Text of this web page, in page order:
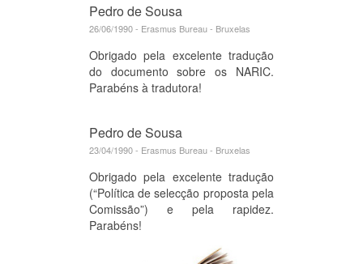
Pedro de Sousa
26/06/1990 - Erasmus Bureau - Bruxelas
Obrigado pela excelente tradução
do documento sobre os NARIC.
Parabéns à tradutora!
Pedro de Sousa
23/04/1990 - Erasmus Bureau - Bruxelas
Obrigado pela excelente tradução
(“Política de selecção proposta pela
Comissão”) e pela rapidez.
Parabéns!